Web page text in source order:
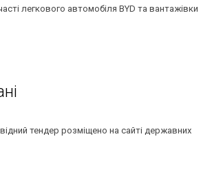
легкового автомобіля BYD та вантажівки
тендер розміщено на сайті державних